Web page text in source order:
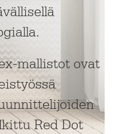
mallistot ovat
Red Dot